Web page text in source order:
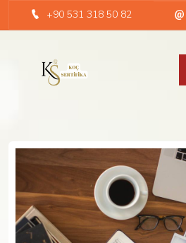
+90 531 318 50 82